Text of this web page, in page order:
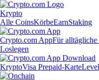
Krypto
Alle CoinsKörbeEarnStaking
Crypto.com AppFür alltägliche
Loslegen
KryptoVisa Prepaid-Karte